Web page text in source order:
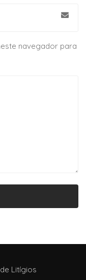
navegador para
Litígios